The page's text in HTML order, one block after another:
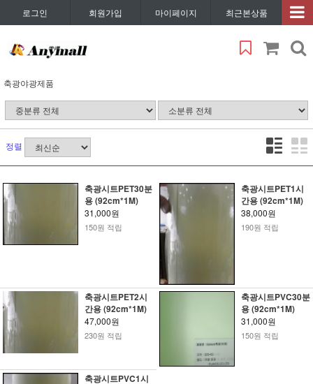
로그인 회원가입 마이페이지 최근본상품
축광야광제품
정렬
축광시트PET30분
용 (92cm*1M)
31,000원
150원 적립
축광시트PET1시
간용 (92cm*1M)
38,000원
190원 적립
축광시트PET2시
간용 (92cm*1M)
47,000원
230원 적립
축광시트PVC30분
용 (92cm*1M)
31,000원
150원 적립
축광시트PVC1시